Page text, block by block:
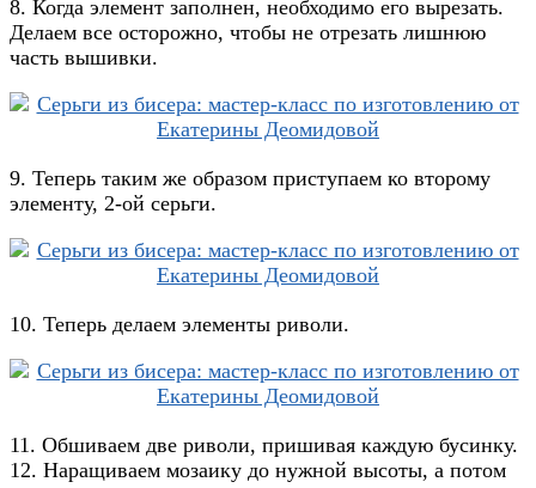
8. Когда элемент заполнен, необходимо его вырезать.
Делаем все осторожно, чтобы не отрезать лишнюю
часть вышивки.
9. Теперь таким же образом приступаем ко второму
элементу, 2-ой серьги.
10. Теперь делаем элементы риволи.
11. Обшиваем две риволи, пришивая каждую бусинку.
12. Наращиваем мозаику до нужной высоты, а потом